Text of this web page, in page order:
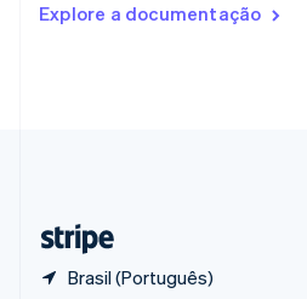
Explore a documentação
Brasil (Português)
English